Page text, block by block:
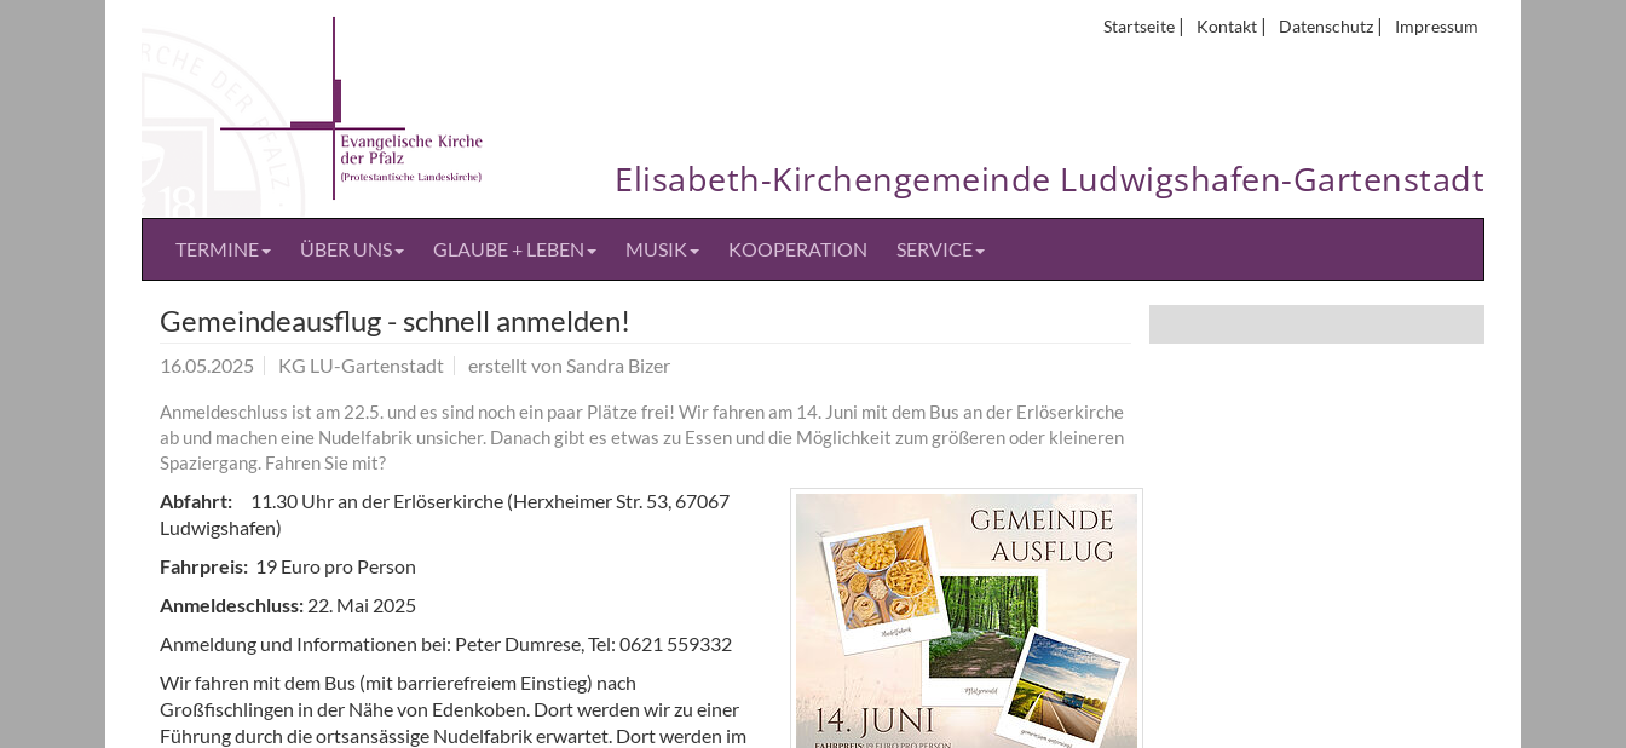
Startseite | Kontakt | Datenschutz | Impressum
Elisabeth-Kirchengemeinde Ludwigshafen-Gartenstadt
TERMINE ÜBER UNS GLAUBE + LEBEN MUSIK KOOPERATION SERVICE
Gemeindeausflug - schnell anmelden!
16.05.2025 KG LU-Gartenstadt erstellt von Sandra Bizer
Anmeldeschluss ist am 22.5. und es sind noch ein paar Plätze frei! Wir fahren am 14. Juni mit dem Bus an der Erlöserkirche
ab und machen eine Nudelfabrik unsicher. Danach gibt es etwas zu Essen und die Möglichkeit zum größeren oder kleineren
Spaziergang. Fahren Sie mit?
Abfahrt: 11.30 Uhr an der Erlöserkirche (Herxheimer Str. 53, 67067
Ludwigshafen)
Fahrpreis: 19 Euro pro Person
Anmeldeschluss: 22. Mai 2025
Anmeldung und Informationen bei: Peter Dumrese, Tel: 0621 559332
Wir fahren mit dem Bus (mit barrierefreiem Einstieg) nach
Großfischlingen in der Nähe von Edenkoben. Dort werden wir zu einer
Führung durch die ortsansässige Nudelfabrik erwartet. Dort werden im